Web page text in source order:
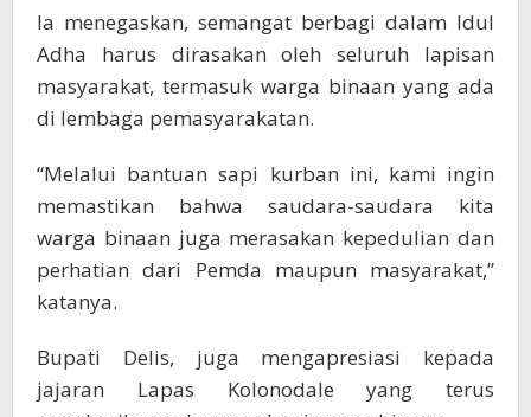
Ia menegaskan, semangat berbagi dalam Idul
Adha harus dirasakan oleh seluruh lapisan
masyarakat, termasuk warga binaan yang ada
di lembaga pemasyarakatan.
“Melalui bantuan sapi kurban ini, kami ingin
memastikan bahwa saudara-saudara kita
warga binaan juga merasakan kepedulian dan
perhatian dari Pemda maupun masyarakat,”
katanya.
Bupati Delis, juga mengapresiasi kepada
jajaran Lapas Kolonodale yang terus